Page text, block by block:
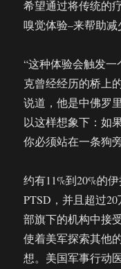
希望通过将传统的
嗅觉体验–来帮助减
“这种体验会触发
克曾经经历的桥上
说道，他是中佛罗
以这样想象下：如
你必须站在一条狗
约有11%到20%的
PTSD，并且超过
部旗下的机构中接
使着美军探索其他
想。美国军事行动